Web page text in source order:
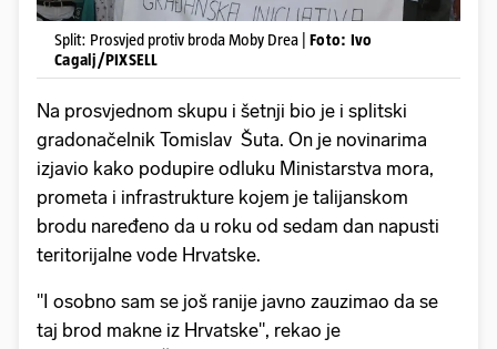
Split: Prosvjed protiv broda Moby Drea | Foto: Ivo
Cagalj/PIXSELL
Na prosvjednom skupu i šetnji bio je i splitski
gradonačelnik Tomislav Šuta. On je novinarima
izjavio kako podupire odluku Ministarstva mora,
prometa i infrastrukture kojem je talijanskom
brodu naređeno da u roku od sedam dan napusti
teritorijalne vode Hrvatske.
"I osobno sam se još ranije javno zauzimao da se
taj brod makne iz Hrvatske", rekao je